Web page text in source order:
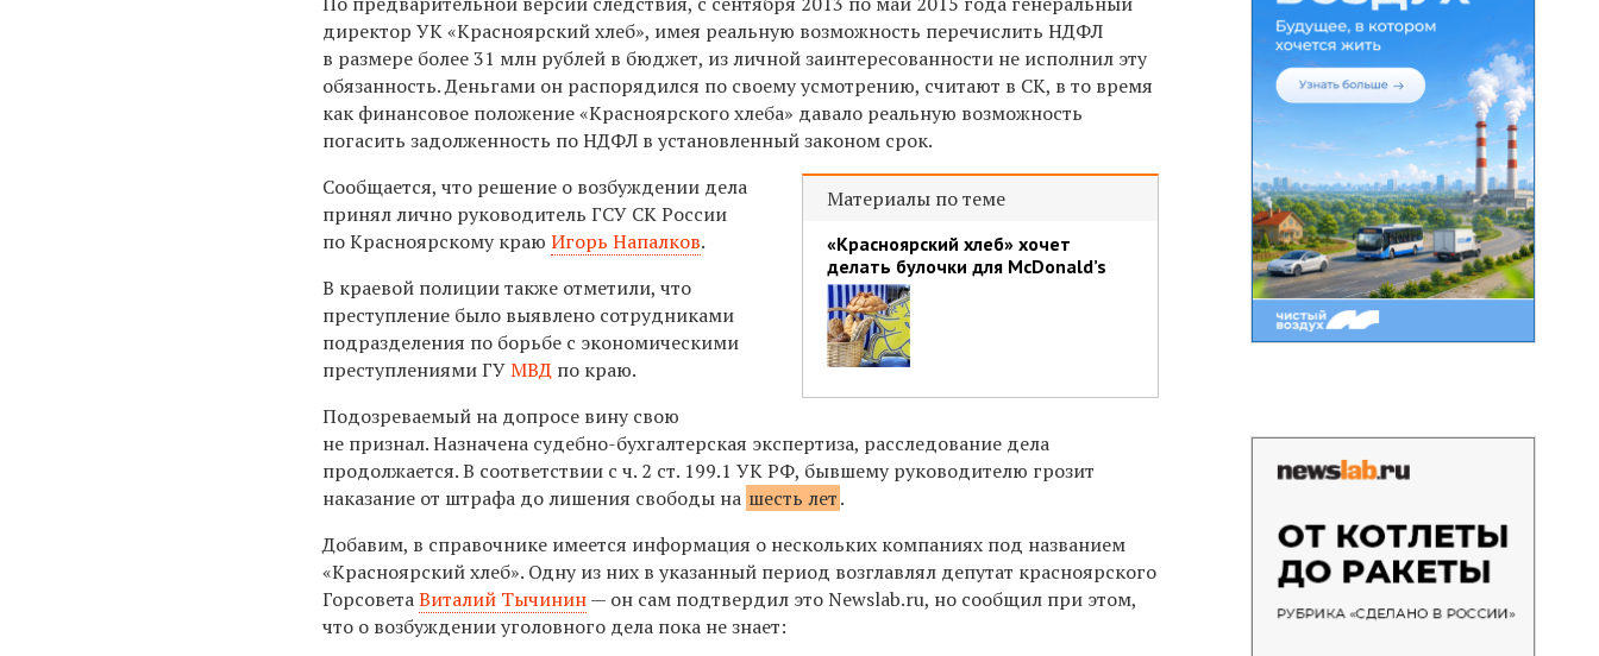
директор УК «Красноярский хлеб», имея реальную возможность перечислить НДФЛ
в размере более 31 млн рублей в бюджет, из личной заинтересованности не исполнил эту
обязанность. Деньгами он распорядился по своему усмотрению, считают в СК, в то время
как финансовое положение «Красноярского хлеба» давало реальную возможность
погасить задолженность по НДФЛ в установленный законом срок.
Материалы по теме
«Красноярский хлеб» хочет
делать булочки для McDonald’s
Сообщается, что решение о возбуждении дела
принял лично руководитель ГСУ СК России
по Красноярскому краюИгорь Напалков.
В краевой полиции также отметили, что
преступление было выявлено сотрудниками
подразделения по борьбе с экономическими
преступлениями ГУМВД по краю.
Подозреваемый на допросе вину свою
не признал. Назначена судебно-бухгалтерская экспертиза, расследование дела
продолжается. В соответствии с ч. 2 ст. 199.1 УК РФ, бывшему руководителю грозит
наказание от штрафа до лишения свободы на шесть лет.
Добавим, в справочнике имеется информация о нескольких компаниях под названием
«Красноярский хлеб». Одну из них в указанный период возглавлял депутат красноярского
ГорсоветаВиталий Тычинин— он сам подтвердил этоNewslab.ru, но сообщил при этом,
что о возбуждении уголовного дела пока не знает: